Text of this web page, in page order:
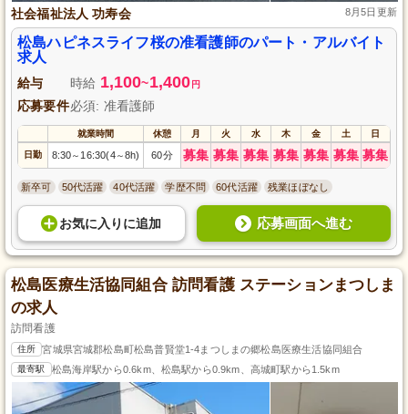
社会福祉法人 功寿会 8月5日更新
松島ハピネスライフ桜の准看護師のパート・アルバイト
求人
給与 時給 1,100~1,400 円
応募要件必須: 准看護師
就業時間 休憩 月 火 水 木 金 土 日
日勤 8:30～ 16:30(4～8h) 60分 募集 募集 募集 募集 募集 募集 募集
新卒可 50代活躍 40代活躍 学歴不問 60代活躍 残業ほぼなし
お気に入り に追加 応募画面へ進む
松島医療生活協同組合 訪問看護 ステーションまつしま
の求人
訪問看護
住所 宮城県宮城郡松島町松島普賢堂1-4まつしまの郷松島医療生活協同組合
最寄駅 松島海岸駅から0.6km、松島駅から0.9km、高城町駅から1.5km